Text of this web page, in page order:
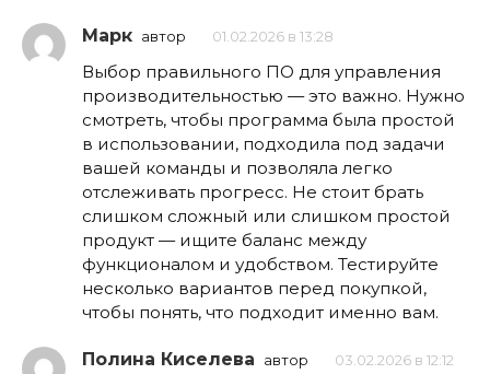
Марк автор 01.02.2026 в 13:28
Выбор правильного ПО для управления
производительностью — это важно. Нужно
смотреть, чтобы программа была простой
в использовании, подходила под задачи
вашей команды и позволяла легко
отслеживать прогресс. Не стоит брать
слишком сложный или слишком простой
продукт — ищите баланс между
функционалом и удобством. Тестируйте
несколько вариантов перед покупкой,
чтобы понять, что подходит именно вам.
Полина Киселева автор 03.02.2026 в 12:12